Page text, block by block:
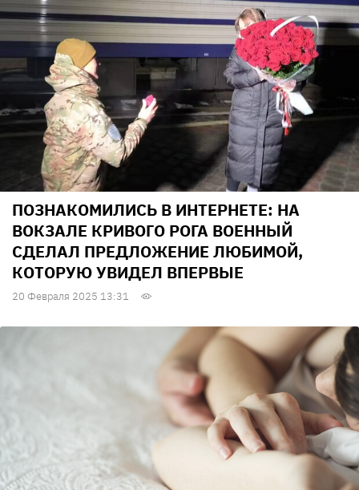
ПОЗНАКОМИЛИСЬ В ИНТЕРНЕТЕ: НА
ВОКЗАЛЕ КРИВОГО РОГА ВОЕННЫЙ
СДЕЛАЛ ПРЕДЛОЖЕНИЕ ЛЮБИМОЙ,
КОТОРУЮ УВИДЕЛ ВПЕРВЫЕ
20 Февраля 2025 13:31